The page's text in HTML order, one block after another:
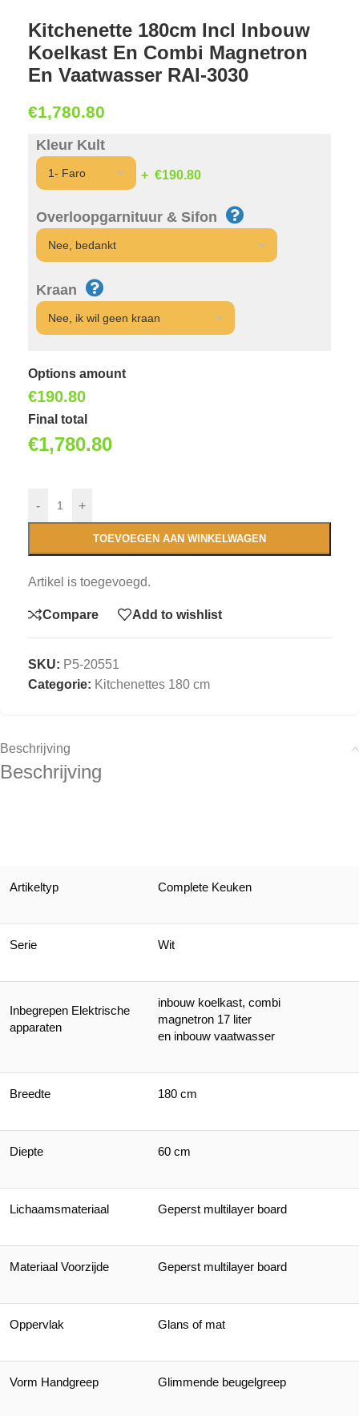
Kitchenette 180cm Incl Inbouw
Koelkast En Combi Magnetron
En Vaatwasser RAI-3030
€1,780.80
Kleur Kult
€190.80
Overloopgarnituur & Sifon
Kraan
Options amount
€190.80
Final total
€1,780.80
- +
TOEVOEGEN AAN WINKELWAGEN
Artikel is toegevoegd.
Compare Add to wishlist
SKU: P5-20551
Categorie: Kitchenettes 180 cm
Beschrijving
Beschrijving
Artikeltyp Complete Keuken
Serie Wit
Inbegrepen Elektrische
apparaten
inbouw koelkast, combi
magnetron 17 liter
en inbouw vaatwasser
Breedte 180 cm
Diepte 60 cm
Lichaamsmateriaal Geperst multilayer board
Materiaal Voorzijde Geperst multilayer board
Oppervlak Glans of mat
Vorm Handgreep Glimmende beugelgreep